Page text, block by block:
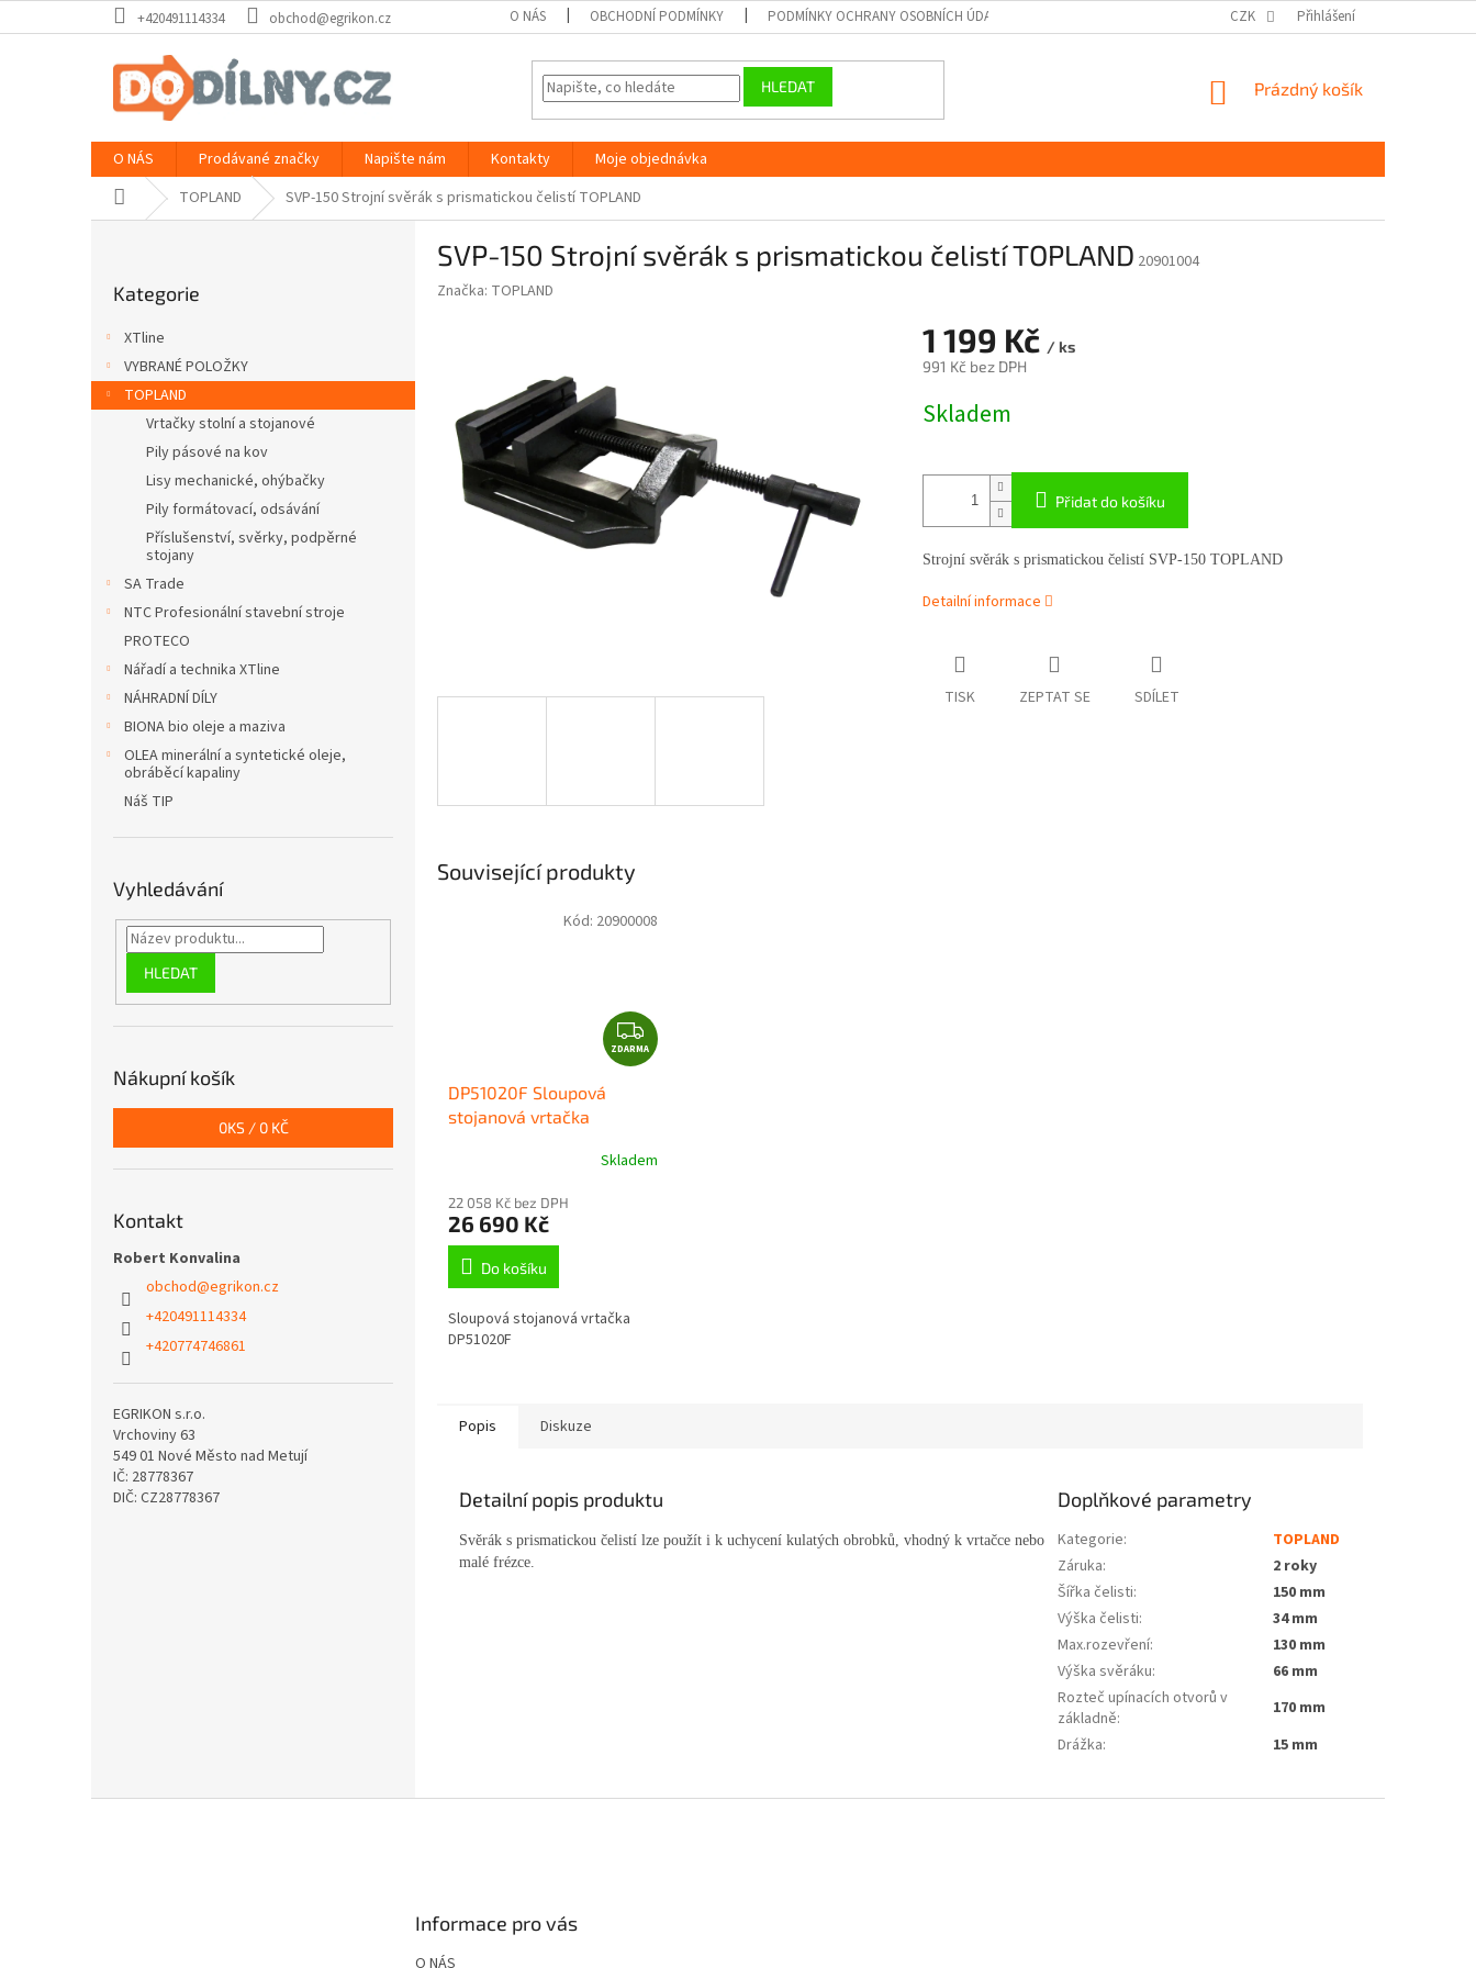
na
+420491114334 obchod@egrikon.cz O NÁS OBCHODNÍ PODMÍNKY PODMÍNKY OCHRANY OSOBNÍCH ÚDAJŮ GDPR CZK Přihlášení
HLEDAT
NÁKUPNÍ
Prázdný košík
O NÁS Prodávané značky Napište nám Kontakty
Moje objednávka
Domů TOPLAND SVP-150 Strojní svěrák s prismatickou čelistí TOPLAND
n
kategorie
Kategorie
XTline
VYBRANÉ POLOŽKY
TOPLAND
Vrtačky stolní a stojanové
Pily pásové na kov
Lisy mechanické, ohýbačky
Pily formátovací, odsávání
Příslušenství, svěrky, podpěrné
stojany
SA Trade
NTC Profesionální stavební stroje
PROTECO
Nářadí a technika XTline
NÁHRADNÍ DÍLY
BIONA bio oleje a maziva
OLEA minerální a syntetické oleje,
obráběcí kapaliny
Náš TIP
Vyhledávání
HLEDAT
Nákupní košík
0KS / 0 KČ
Kontakt
Robert Konvalina
obchod@egrikon.cz
+420491114334
+420774746861
EGRIKON s.r.o.
Vrchoviny 63
549 01 Nové Město nad Metují
IČ: 28778367
DIČ: CZ28778367
SVP-150 Strojní svěrák s prismatickou čelistí TOPLAND 20901004
Značka: TOPLAND
1 199 Kč / ks
991 Kč bez DPH
cena:
Skladem
Přidat do košíku
Strojní svěrák s prismatickou čelistí SVP-150 TOPLAND
Detailní informace
TISK ZEPTAT SE SDÍLET
Související produkty
Z
D
A
ZDARMA
DP51020F Sloupová
stojanová vrtačka
Skladem
22 058 Kč bez DPH
26 690 Kč
Do košíku
Sloupová stojanová vrtačka
DP51020F
Kód: 20900008
Popis Diskuze
Detailní popis produktu
Svěrák s prismatickou čelistí lze použít i k uchycení kulatých obrobků, vhodný k vrtačce nebo
malé frézce.
Doplňkové parametry
Kategorie:
TOPLAND
Záruka:
2 roky
Šířka čelisti:
150 mm
Výška čelisti:
34 mm
Max.rozevření:
130 mm
Výška svěráku:
66 mm
Rozteč upínacích otvorů v
základně:
170 mm
Drážka: 15 mm
Informace pro vás
O NÁS